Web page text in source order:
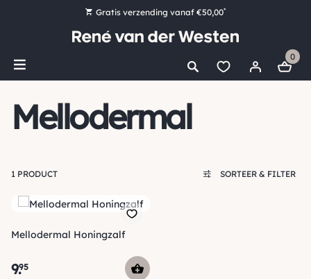
Gratis verzending vanaf €50,00*
Bestel nu, betaal later met Klarna
Ruim 16.000 artikelen op voorraad
Ruim 44 jaar kennis en ervaring
0
Mellodermal
1 PRODUCT SORTEER & FILTER
Mellodermal Honingzalf
9.95